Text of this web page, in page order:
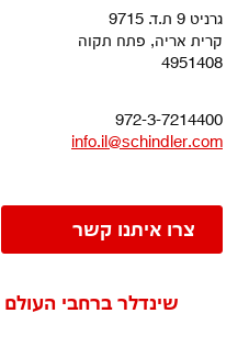
גרניט 9 ת.ד. 9715
קרית אריה, פתח תקוה
4951408
972-3-7214400
info.il@schindler.com
צרו איתנו קשר
שינדלר ברחבי העולם